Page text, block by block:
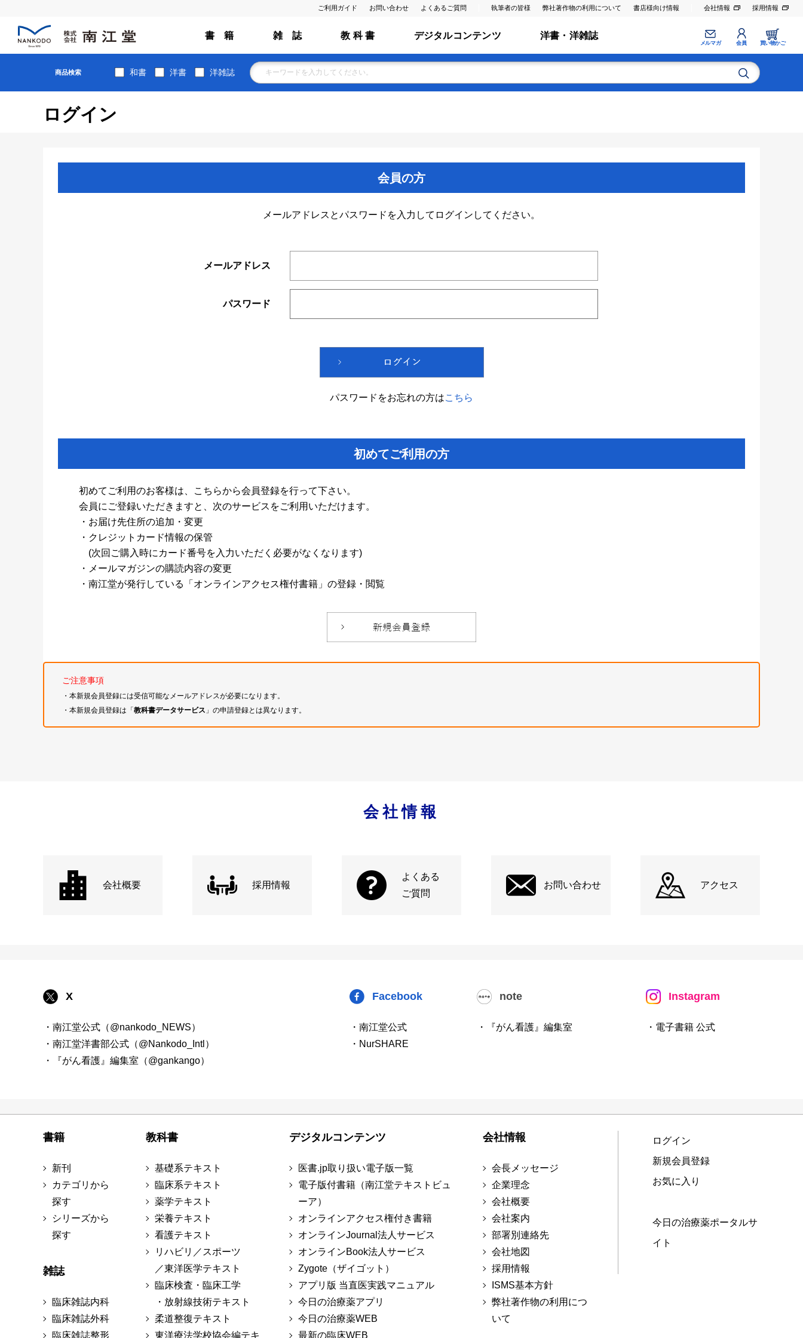
ご利用ガイド お問い合わせ よくあるご質問 執筆者の皆様 弊社著作物の利用について 書店様向け情報 会社情報 採用情報
書 籍 雑 誌 教 科 書 デジタルコンテンツ 洋書・洋雑誌
メルマガ 会員 買い物かご
商品検索 和書 洋書 洋雑誌
ログイン
会員の方
メールアドレスとパスワードを入力してログインしてください。
メールアドレス
パスワード
パスワードをお忘れの方はこちら
初めてご利用の方
初めてご利用のお客様は、こちらから会員登録を行って下さい。
会員にご登録いただきますと、次のサービスをご利用いただけます。
・お届け先住所の追加・変更
・クレジットカード情報の保管
(次回ご購入時にカード番号を入力いただく必要がなくなります)
・メールマガジンの購読内容の変更
・南江堂が発行している「オンラインアクセス権付書籍」の登録・閲覧
ご注意事項
・本新規会員登録には受信可能なメールアドレスが必要になります。
・本新規会員登録は「教科書データサービス 」の申請登録とは異なります。
会社情報
会社概要 採用情報
よくある
ご質問
お問い合わせ アクセス
X
・南江堂公式（@nankodo_NEWS）
・南江堂洋書部公式（@Nankodo_Intl）
・『がん看護』編集室（@gankango）
Facebook
・南江堂公式
・NurSHARE
note
・『がん看護』編集室
Instagram
・電子書籍 公式
書籍
新刊
カテゴリから
探す
シリーズから
探す
雑誌
臨床雑誌内科
臨床雑誌外科
臨床雑誌整形
教科書
基礎系テキスト
臨床系テキスト
薬学テキスト
栄養テキスト
看護テキスト
リハビリ／スポーツ
／東洋医学テキスト
臨床検査・臨床工学
・放射線技術テキスト
柔道整復テキスト
東洋療法学校協会編テキ
デジタルコンテンツ
医書.jp取り扱い電子版一覧
電子版付書籍（南江堂テキストビュ
ーア）
オンラインアクセス権付き書籍
オンラインJournal法人サービス
オンラインBook法人サービス
Zygote（ザイゴット）
アプリ版 当直医実践マニュアル
今日の治療薬アプリ
今日の治療薬WEB
最新の臨床WEB
会社情報
会長メッセージ
企業理念
会社概要
会社案内
部署別連絡先
会社地図
採用情報
ISMS基本方針
弊社著作物の利用につ
いて
ログイン
新規会員登録
お気に入り
今日の治療薬ポータルサ
イト